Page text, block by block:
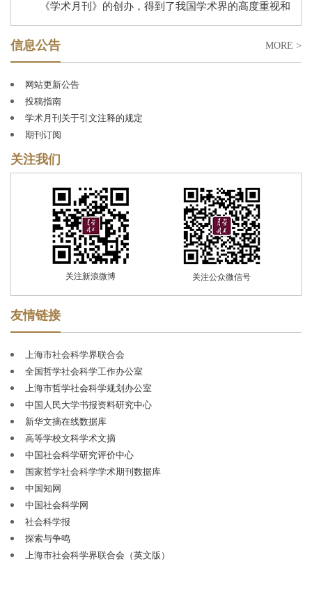
《学术月刊》的创办，得到了我国学术界的高度重视和
广泛支持。著名学者郭沫若题写了刊名。在创刊和复刊
（因“文革停刊”）的过程中，我国哲学社会科学界上百位
弢、黄逸峰、蔡北华、张薰华、徐中玉、朱东润、孙怀
仁、李培南、李储文、陆志仁、夏禹龙、姚耐、蒋学模、
蓝瑛、蔡尚思等担任过常务编委、编委。历任总编辑为：
周原冰、王亚夫、章恒忠、黄迎暑、王邦佐、田卫平、金
福林、姜佑福；现任总编辑为钱运春。其中，王亚夫任总
编辑达三十年之久，为《学术月刊》的创建、成长和发展
作出了重要贡献。
自创刊以来，《学术月刊》始终以马克思主义及其中国
化理论创新成果为指导，以繁荣发展中国哲学社会科学为
己任，积极贯彻“双百”方针，以“敢为学术先，宽容百家
言”的学术之气、敦厚之风、超拔之度自期自励，以“扎根
学术、守护思想、深入时代”为办刊方向，注重学术积淀、
程中的学科前沿问题与重大研究成果，发稿兼及马克思主
义理论、哲学、经济学、文学、历史学、政治学、法学、
月刊》荣获新闻出版总署颁发的第二、第三届
刊奖提名奖”。2009年，《学术月刊》被中国期刊协会评
为“新中国60年有影响力的期刊
被列为国家社科规划办社科基金首批资助期刊。
2015和2017年，荣获全国
国期刊海外发行百强称号。
府奖期刊奖提名奖”；2021
期刊奖”。至今连续多届被评为
《学术月刊》是中文社会科学引文索引（
的来源期刊，并入选
大学《中文核心期刊要目总览》（
性人文社会科学”第
《中国人文社会科学核心期刊要览（
信息公告 MORE >
网站更新公告
投稿指南
学术月刊关于引文注释的规定
期刊订阅
关注我们
关注新浪微博 关注公众微信号
友情链接
上海市社会科学界联合会
全国哲学社会科学工作办公室
上海市哲学社会科学规划办公室
中国人民大学书报资料研究中心
新华文摘在线数据库
高等学校文科学术文摘
中国社会科学研究评价中心
国家哲学社会科学学术期刊数据库
中国知网
中国社会科学网
社会科学报
探索与争鸣
上海市社会科学界联合会（英文版）